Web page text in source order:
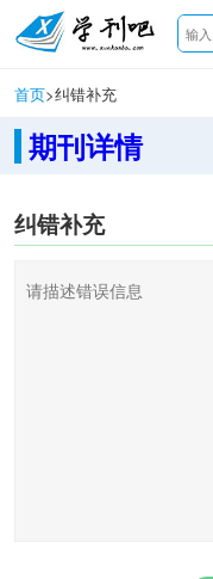
首页>纠错补充
期刊详情
纠错补充